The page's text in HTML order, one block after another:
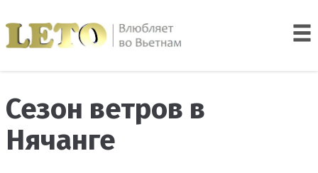
Сезон ветров в
Нячанге